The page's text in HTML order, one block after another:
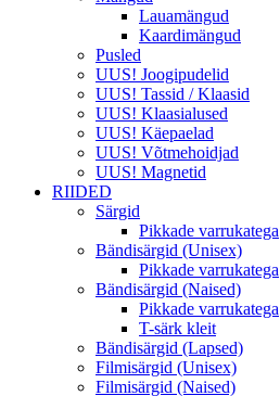
Lauamängud
Kaardimängud
Pusled
UUS! Joogipudelid
UUS! Tassid / Klaasid
UUS! Klaasialused
UUS! Käepaelad
UUS! Võtmehoidjad
UUS! Magnetid
RIIDED
Särgid
Pikkade varrukatega
Bändisärgid (Unisex)
Pikkade varrukatega
Bändisärgid (Naised)
Pikkade varrukatega
T-särk kleit
Bändisärgid (Lapsed)
Filmisärgid (Unisex)
Filmisärgid (Naised)